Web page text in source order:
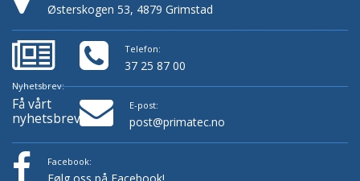
Østerskogen 53, 4879 Grimstad
Nyhetsbrev:
Få vårt
nyhetsbrev!
Telefon:
37 25 87 00
E-post:
post@primatec.no
Facebook: